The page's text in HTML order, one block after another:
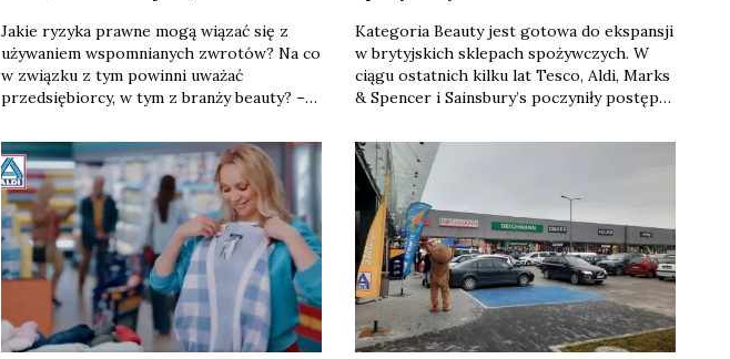
Jakie ryzyka prawne mogą wiązać się z
używaniem wspomnianych zwrotów? Na co
w związku z tym powinni uważać
przedsiębiorcy, w tym z branży beauty? –
Natalia Basałaj, radca prawny, Kancelaria
Hansberry Tomkiel. No i jak sprzedaż
"dubajskich czekolad" skończyła się dla
sieci Aldi i Lidl?
Kategoria Beauty jest gotowa do ekspansji
w brytyjskich sklepach spożywczych. W
ciągu ostatnich kilku lat Tesco, Aldi, Marks
& Spencer i Sainsbury’s poczyniły postępy,
dolarów wydanych w Wielkiej Brytanii na
kosmetyki i higienę osobistą, jak twierdzi
Statista. Nawet lokalne spółdzielnie, jedyne
supermarkety w wielu brytyjskich
miastach, dodały do swojej oferty
kosmetyki.